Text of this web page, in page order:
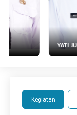
YATI JUHAYATI, S.Pd
Kegiatan